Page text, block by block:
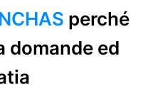
perché
domande ed